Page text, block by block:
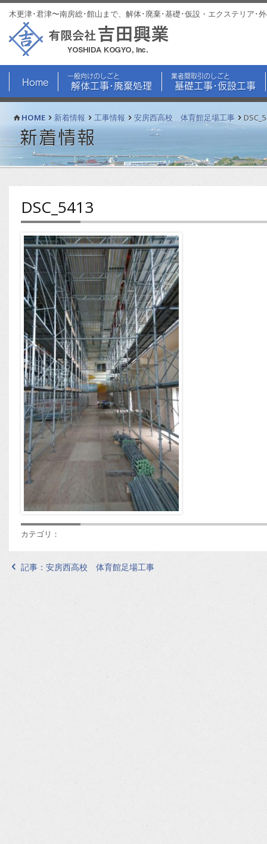
木更津･君津〜南房総･館山まで、解体･廃棄･基礎･仮設・エクステリア･
Home
一般向けのしごと
解体工事･廃棄処理
業者間取引のしごと
基礎工事･仮設工事
HOME 新着情報 工事情報 安房西高校 体育館足場工事
新着情報
DSC_5413
カテゴリ：
記事： 安房西高校 体育館足場工事